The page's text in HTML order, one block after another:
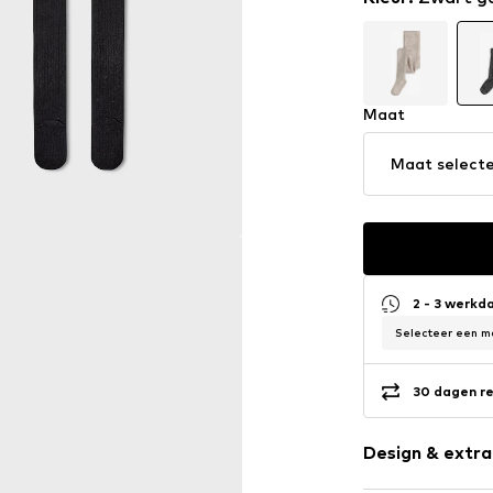
Maat
Maat
2 - 3
Selecteer een
30 dagen
Design &